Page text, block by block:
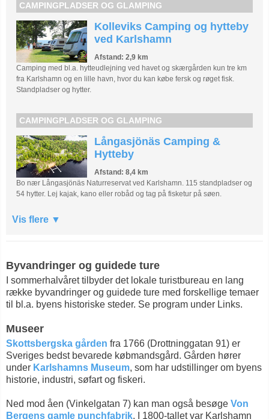
CAMPINGPLADSER OG GLAMPING
Kolleviks Camping og hytteby
ved Karlshamn
Afstand: 2,9 km
Camping med bl.a. hytteudlejning ved havet og skærgården kun tre km
fra Karlshamn og en lille havn, hvor du kan købe fersk og røget fisk.
Standpladser og hytter.
CAMPINGPLADSER OG GLAMPING
Långasjönäs Camping &
Hytteby
Afstand: 8,4 km
Bo nær Långasjönäs Naturreservat ved Karlshamn. 115 standpladser og
54 hytter. Lej kajak, kano eller robåd og tag på fisketur på søen.
Vis flere
Byvandringer og guidede ture
I sommerhalvåret tilbyder det lokale turistbureau en lang
række byvandringer og guidede ture med forskellige temaer
til bl.a. byens historiske steder. Se program under Links.
Museer
Skottsbergska gården fra 1766 (Drottninggatan 91) er
Sveriges bedst bevarede købmandsgård. Gården hører
under Karlshamns Museum, som har udstillinger om byens
historie, industri, søfart og fiskeri.
Ned mod åen (Vinkelgatan 7) kan man også besøge Von
Bergens gamle punchfabrik. I 1800-tallet var Karlshamn